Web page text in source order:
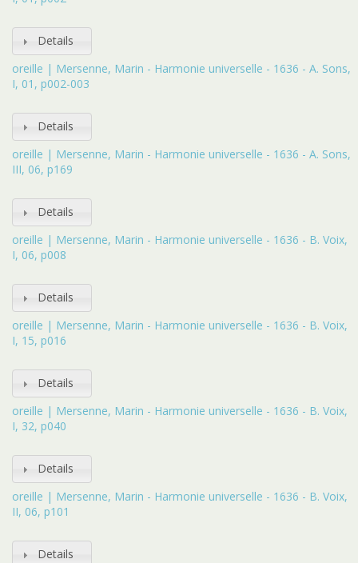
Details
oreille | Mersenne, Marin - Harmonie universelle - 1636 - A. Sons,
I, 01, p002-003
Details
oreille | Mersenne, Marin - Harmonie universelle - 1636 - A. Sons,
III, 06, p169
Details
oreille | Mersenne, Marin - Harmonie universelle - 1636 - B. Voix,
I, 06, p008
Details
oreille | Mersenne, Marin - Harmonie universelle - 1636 - B. Voix,
I, 15, p016
Details
oreille | Mersenne, Marin - Harmonie universelle - 1636 - B. Voix,
I, 32, p040
Details
oreille | Mersenne, Marin - Harmonie universelle - 1636 - B. Voix,
II, 06, p101
Details